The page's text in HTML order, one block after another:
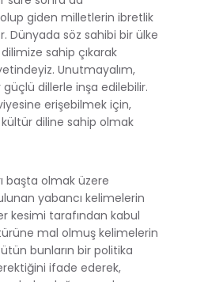
giden milletlerin ibretlik
Dünyada söz sahibi bir ülke
sahip çıkarak
Unutmayalım,
dillerle inşa edilebilir.
erişebilmek için,
diline sahip olmak
başta olmak üzere
yabancı kelimelerin
kesimi tarafından kabul
mal olmuş kelimelerin
bunların bir politika
ifade ederek,